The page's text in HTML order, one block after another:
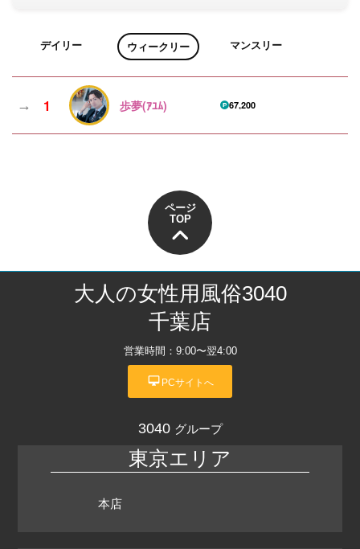
デイリー ウィークリー マンスリー
→ 1 歩夢(ｱﾕﾑ) 67,200
ページ
TOP
大人の女性用風俗3040
千葉店
営業時間：9:00〜翌4:00
desktop_mac PCサイトへ
3040 グループ
東京エリア
本店